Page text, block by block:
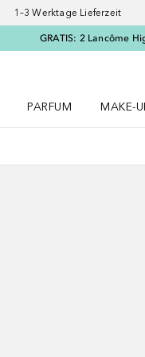
1–3 Werktage Lieferzeit
GRATIS: 2 Lancôme
PARFUM
MAKE-